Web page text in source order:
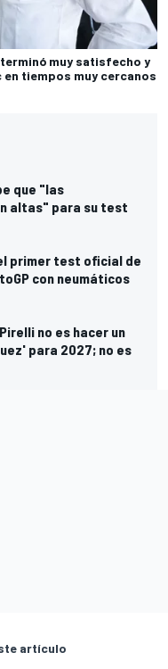
muy satisfecho y
tiempos muy cercanos
que "las
altas" para su test
primer test oficial de
con neumáticos
no es hacer un
para 2027; no es
artículo